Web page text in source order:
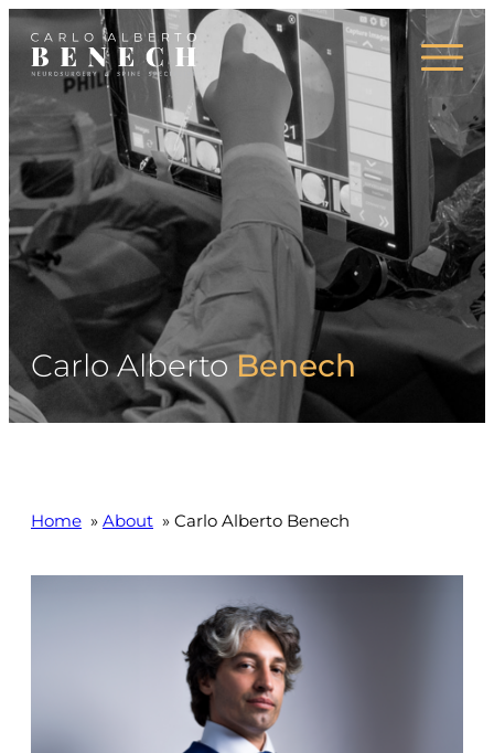
Campi d’azione
Press
Carlo AlbertoBenech
Home » About » Carlo Alberto Benech